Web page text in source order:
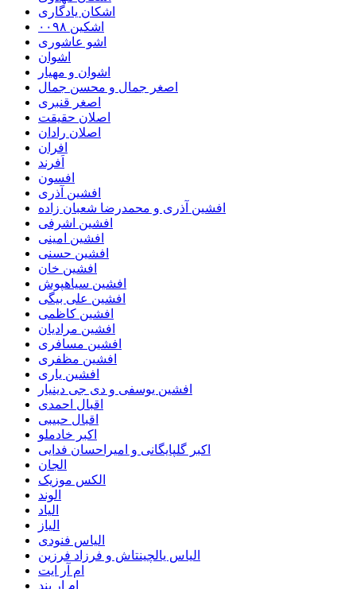
اشکان یادگاری
اشکین ۰۰۹۸
اشو عاشوری
اشوان
اشوان و مهیار
اصغر جمال و محسن جمال
اصغر قنبری
اصلان حقیقت
اصلان رادان
افران
اَفرند
افسون
افشین آذری
افشین آذری و محمدرضا شعبان زاده
افشین اشرفی
افشین امینی
افشین حسنی
افشین خان
افشین سیاهپوش
افشین علی بیگی
افشین کاظمی
افشین مرادیان
افشین مسافری
افشین مظفری
افشین یاری
افشین یوسفی و دی جی دینیار
اقبال احمدی
اقبال حبیبی
اکبر خادملو
اکبر گلپایگانی و امیراحسان فدایی
الجان
الکس موزیک
الوند
الیاد
الیاز
الیاس فنودی
الیاس یالچینتاش و فرزاد فرزین
ام آر ایت
ام‌ ار بند